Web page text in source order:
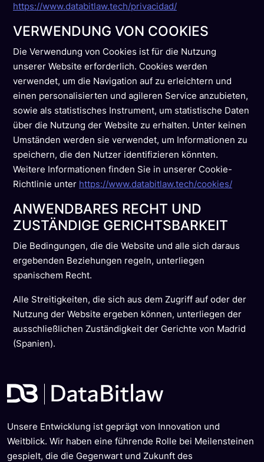
https://www.databitlaw.tech/privacidad/
VERWENDUNG VON COOKIES
Die Verwendung von Cookies ist für die Nutzung
unserer Website erforderlich. Cookies werden
verwendet, um die Navigation auf zu erleichtern und
einen personalisierten und agileren Service anzubieten,
sowie als statistisches Instrument, um statistische Daten
über die Nutzung der Website zu erhalten. Unter keinen
Umständen werden sie verwendet, um Informationen zu
speichern, die den Nutzer identifizieren könnten.
Weitere Informationen finden Sie in unserer Cookie-
Richtlinie unter https://www.databitlaw.tech/cookies/
ANWENDBARES RECHT UND
ZUSTÄNDIGE GERICHTSBARKEIT
Die Bedingungen, die die Website und alle sich daraus
ergebenden Beziehungen regeln, unterliegen
spanischem Recht.
Alle Streitigkeiten, die sich aus dem Zugriff auf oder der
Nutzung der Website ergeben können, unterliegen der
ausschließlichen Zuständigkeit der Gerichte von Madrid
(Spanien).
Unsere Entwicklung ist geprägt von Innovation und
Weitblick. Wir haben eine führende Rolle bei Meilensteinen
gespielt, die die Gegenwart und Zukunft des